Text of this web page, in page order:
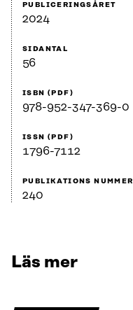
PUBLICERINGSÅRET
2024
SIDANTAL
56
ISBN (PDF)
978-952-347-369-0
ISSN (PDF)
1796-7112
PUBLIKATIONS NUMMER
240
Läs mer